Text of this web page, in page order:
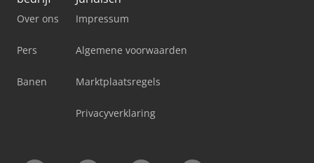
Over ons
Pers
Banen
Impressum
Algemene voorwaarden
Marktplaatsregels
Privacyverklaring